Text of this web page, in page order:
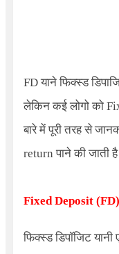
FDयाने फिक्स्ड
लेकिन कई लोगो को
बारे में पूरी तरह से
return पाने की जाती
Fixed Deposit
फिक्स्ड डिपॉजिट